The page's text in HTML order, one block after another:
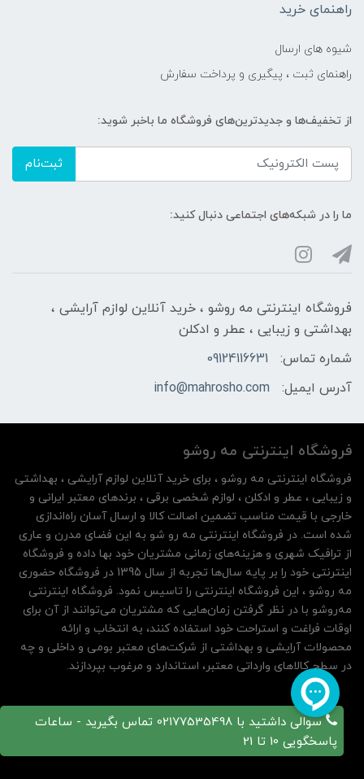
راهنمای خرید
شیوه های ارسال
راهنمای ثبت ، پیگیری و پرداخت سفارش
از تخفیف‌ها و جدیدترین‌های فروشگاه ما باخبر شوید:
ثبت‌نام
ما را در شبکه‌های اجتماعی دنبال کنید:
فروشگاه اینترنتی مه‌ رو‌شو ، خرید آنلاین لوازم آرایشی ،
بهداشتی و زیبایی ، عطر و ادکلن
شماره تماس:
09124116631
آدرس ایمیل:
info@mahrosho.com
سوالی داشتید با 02177535498 تماس بگیرید - ساعات
پاسخگویی 10 تا 21
فروشگاه اینترنتی مه‌ رو‌شو
فروشگاه اینترنتی مه‌ رو‌شو ، برای خرید آنلاین لوازم آرایشی ، بهداشتی
و زیبایی ، عطر و ادکلن ، لوازم شخصی برقی ، برندهای معتبر ایرانی و
خارجی با قیمت مناسب تضمین اصالت کالا و ارسال آسان راه‌اندازی
شده است. در فروشگاه اینترنتی مه رو شو به این فضای مدرن و عاری
از ترافیک شهری و هزینه‌های زمانی مشتریان خود بها داده و فروشگاه
اینترنتی خود را بر پایه سال‌ها تجربه از سال 1395 در فروشگاه حضوری
مه روشو ، این فروشگاه اینترنتی را تاسیس نمود. فروشگاه اینترنتی
مه‌رو‌شو با در نظر گرفتن زمان‌هایی که مشتریان می‌توانند از آن‌ برای
اوقات فراغت و استراحت خود استفاده کنند، به انتخاب و ارائه
محصولات آرایشی و بهداشتی از شرکت‌های معتبر بومی و داخلی و چه
در سطح کالاهای وارداتی معتبر، استاندارد و مرغوب بپردازند.